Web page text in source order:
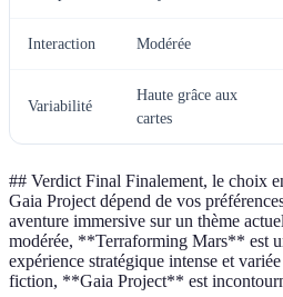
Interaction Modérée
Variabilité
Haute grâce aux
cartes
## Verdict Final Finalement, le choix
Gaia Project dépend de vos
aventure immersive sur un thème
modérée, **Terraforming Mars** est
expérience stratégique intense et
fiction, **Gaia Project** est